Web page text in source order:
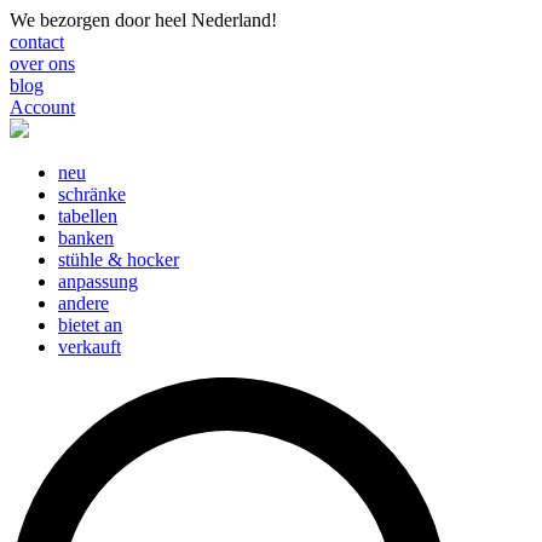
We bezorgen door heel Nederland!
contact
over ons
blog
Account
neu
schränke
tabellen
banken
stühle & hocker
anpassung
andere
bietet an
verkauft